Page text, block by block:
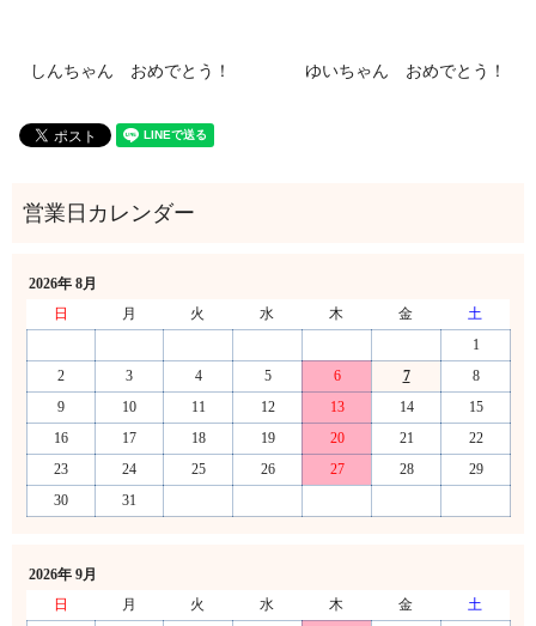
しんちゃん おめでとう！ ゆいちゃん おめでとう！
2026年 8月
日
月 火 水 木 金
土
1
2
3 4 5 6 7
8
9
10 11 12 13 14
15
16
17 18 19 20 21
22
23
24 25 26 27 28
29
30
31
2026年 9月
日
月 火 水 木 金
土